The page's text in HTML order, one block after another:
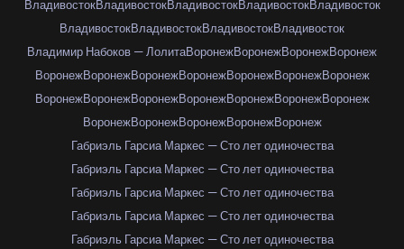
ВладивостокВладивостокВладивостокВладивостокВладивосток
ВладивостокВладивостокВладивостокВладивосток
Владимир Набоков — ЛолитаВоронежВоронежВоронежВоронеж
ВоронежВоронежВоронежВоронежВоронежВоронежВоронеж
ВоронежВоронежВоронежВоронежВоронежВоронежВоронеж
ВоронежВоронежВоронежВоронежВоронеж
Габриэль Гарсиа Маркес — Сто лет одиночества
Габриэль Гарсиа Маркес — Сто лет одиночества
Габриэль Гарсиа Маркес — Сто лет одиночества
Габриэль Гарсиа Маркес — Сто лет одиночества
Габриэль Гарсиа Маркес — Сто лет одиночества